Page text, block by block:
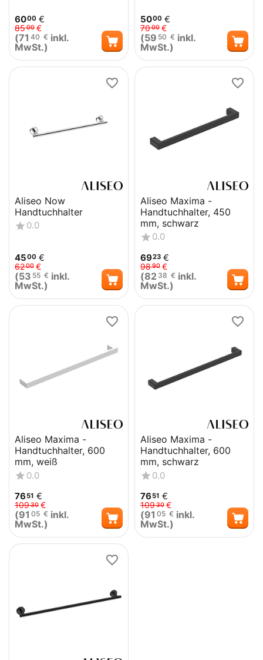
6000 €
8500 €
(71 40 € inkl.
MwSt.)
5000 €
7000 €
(59 50 € inkl.
MwSt.)
Aliseo Now
Handtuchhalter
0.0
4500 €
6200 €
(53 55 € inkl.
MwSt.)
Aliseo Maxima -
Handtuchhalter, 450
mm, schwarz
0.0
6923 €
9890 €
(82 38 € inkl.
MwSt.)
Aliseo Maxima -
Handtuchhalter, 600
mm, weiß
0.0
7651 €
10930 €
(91 05 € inkl.
MwSt.)
Aliseo Maxima -
Handtuchhalter, 600
mm, schwarz
0.0
7651 €
10930 €
(91 05 € inkl.
MwSt.)